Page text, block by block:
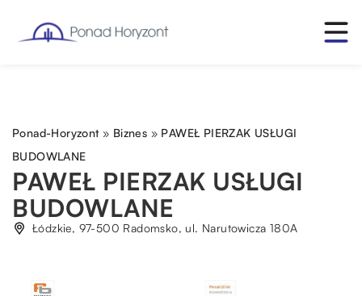
Ponad-Horyzont» Biznes » PAWEŁ PIERZAK USŁUGI
BUDOWLANE
PAWEŁ PIERZAK USŁUGI
BUDOWLANE
Łódzkie, 97-500 Radomsko, ul. Narutowicza 180A